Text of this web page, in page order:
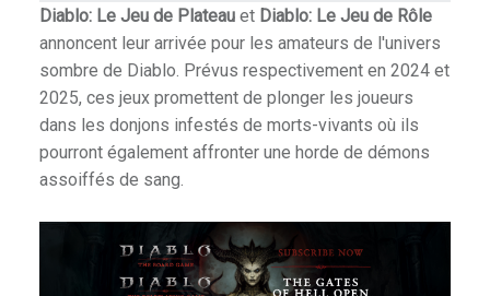
U
R
I
N
E
E
T
Diablo: Le Jeu de Plateauet Diablo: Le Jeu de Rôle
annoncent leur arrivée pour les amateurs de l'univers
sombre de Diablo. Prévus respectivement en 2024 et
2025, ces jeux promettent de plonger les joueurs
dans les donjons infestés de morts-vivants où ils
pourront également affronter une horde de démons
assoiffés de sang.